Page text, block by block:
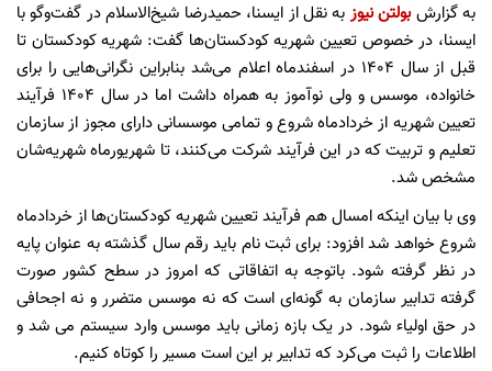
به گزارشبولتن نیوز به نقل از ایسنا، حمیدرضا شیخ‌الاسلام در گفت‌وگو با
ایسنا، در خصوص تعیین شهریه کودکستان‌ها گفت: شهریه کودکستان تا
قبل از سال ۱۴۰۴ در اسفندماه اعلام می‌شد بنابراین نگرانی‌هایی را برای
خانواده، موسس و ولی نوآموز به همراه داشت اما در سال ۱۴۰۴ فرآیند
تعیین شهریه از خردادماه شروع و تمامی‌ موسسانی دارای مجوز از سازمان
تعلیم و تربیت که در این فرآیند شرکت می‌کنند، تا شهریورماه شهریه‌شان
مشخص شد.
وی با بیان اینکه امسال هم فرآیند تعیین شهریه کودکستان‌ها از خردادماه
شروع خواهد شد افزود: برای ثبت نام باید رقم سال گذشته به عنوان پایه
در نظر گرفته شود. باتوجه به اتفاقاتی که امروز در سطح کشور صورت
گرفته تدابیر سازمان به گونه‌ای است که نه موسس متضرر و نه اجحافی
در حق اولیاء شود. در یک بازه زمانی باید موسس وارد سیستم می شد و
اطلاعات را ثبت می‌کرد که تدابیر بر این است مسیر را کوتاه کنیم.